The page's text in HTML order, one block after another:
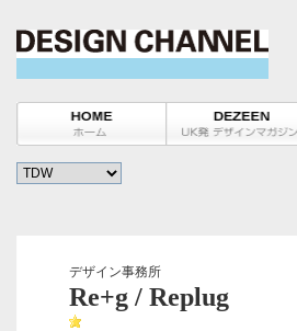
デザイン事務所
Re+g / Replug